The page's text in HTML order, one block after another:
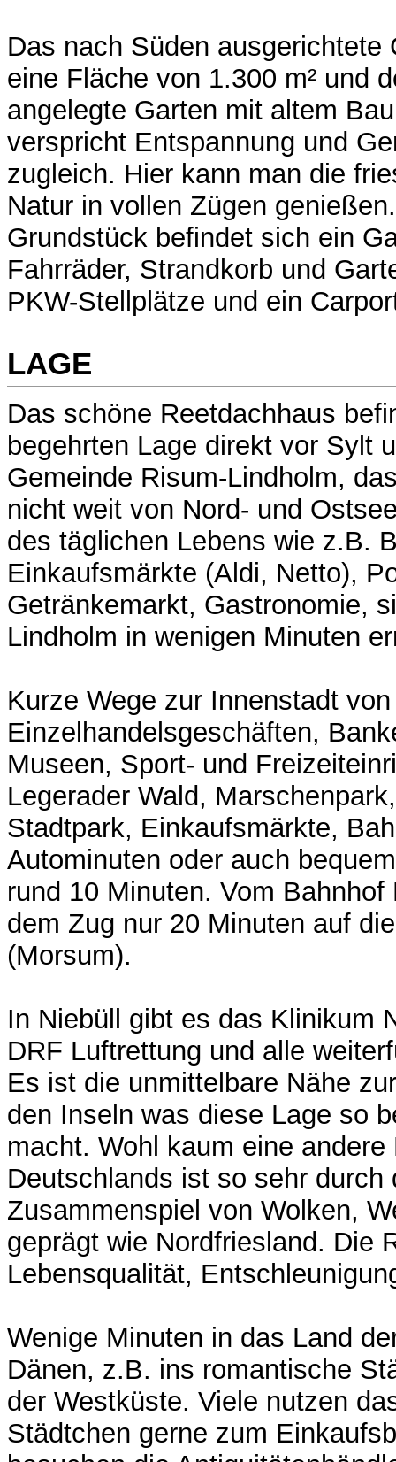
Das nach Süden ausgerichtete
eine Fläche von 1.300 m² und
angelegte Garten mit altem
verspricht Entspannung und
zugleich. Hier kann man die
Natur in vollen Zügen
Grundstück befindet sich ein
Fahrräder, Strandkorb und
PKW-Stellplätze und ein
LAGE
Das schöne Reetdachhaus
begehrten Lage direkt vor Sylt
Gemeinde Risum-Lindholm,
nicht weit von Nord- und
des täglichen Lebens wie z.B.
Einkaufsmärkte (Aldi, Netto),
Getränkemarkt, Gastronomie,
Lindholm in wenigen Minuten
Kurze Wege zur Innenstadt
Einzelhandelsgeschäften,
Museen, Sport- und
Legerader Wald,
Stadtpark, Einkaufsmärkte,
Autominuten oder auch
rund 10 Minuten. Vom
dem Zug nur 20 Minuten auf
(Morsum).
In Niebüll gibt es das Klinikum
DRF Luftrettung und alle
Es ist die unmittelbare Nähe
den Inseln was diese Lage so
macht. Wohl kaum eine andere
Deutschlands ist so sehr durch
Zusammenspiel von Wolken,
geprägt wie Nordfriesland. Die
Lebensqualität,
Wenige Minuten in das Land
Dänen, z.B. ins romantische
der Westküste. Viele nutzen
Städtchen gerne zum